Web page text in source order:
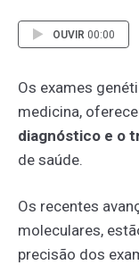
OUVIR 00:00
Os exames
medicina,
diagnóstico e o
de saúde.
Os recentes
moleculares,
precisão dos